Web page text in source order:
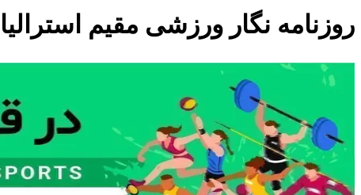
روزنامه نگار ورزشی مقیم استرالیا